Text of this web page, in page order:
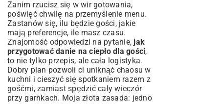
Zanim rzucisz się w wir gotowania,
poświęć chwilę na przemyślenie menu.
Zastanów się, ilu będzie gości, jakie
mają preferencje, ile masz czasu.
Znajomość odpowiedzi na pytanie, jak
przygotować danie na ciepło dla gości,
to nie tylko przepis, ale cała logistyka.
Dobry plan pozwoli ci uniknąć chaosu w
kuchni i cieszyć się spotkaniem razem z
gośćmi, zamiast spędzić cały wieczór
przy garnkach. Moja złota zasada: jedno